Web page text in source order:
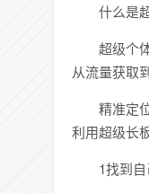
什么是
超级个
从流量获取
精准定
利用超级长
1找到自